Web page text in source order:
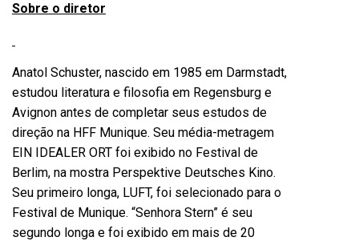
Sobre o diretor
Anatol Schuster, nascido em 1985 em Darmstadt,
estudou literatura e filosofia em Regensburg e
Avignon antes de completar seus estudos de
direção na HFF Munique. Seu média-metragem
EIN IDEALER ORT foi exibido no Festival de
Berlim, na mostra Perspektive Deutsches Kino.
Seu primeiro longa, LUFT, foi selecionado para o
Festival de Munique. “Senhora Stern” é seu
segundo longa e foi exibido em mais de 20